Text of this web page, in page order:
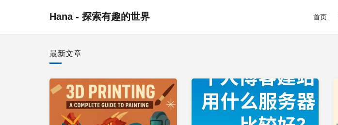
Hana - 探索有趣的世界 首页
最新文章